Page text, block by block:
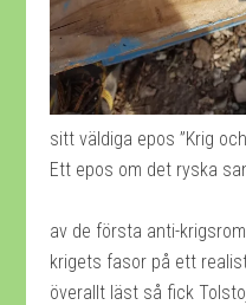
sitt väldiga epos ”Krig
Ett epos om det ryska
av de första anti-
krigets fasor på ett
överallt läst så fick